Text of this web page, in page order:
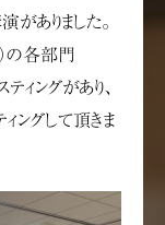
がありました。
の各部門
ングがあり、
ングして頂きま